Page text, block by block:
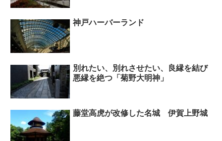
神戸ハーバーランド
別れたい、別れさせたい、良縁を結び
悪縁を絶つ「菊野大明神」
藤堂高虎が改修した名城 伊賀上野城